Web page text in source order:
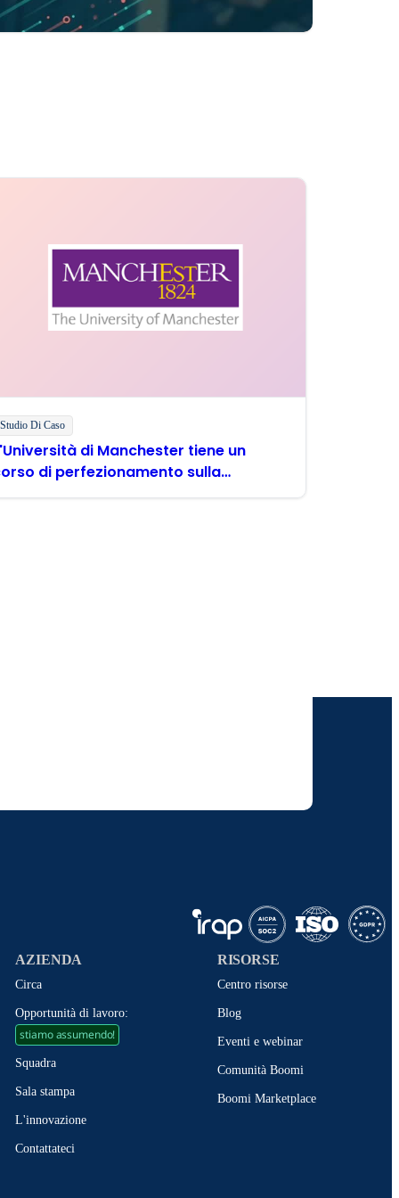
Studio Di Caso
di Manchester tiene un
di perfezionamento sulla
digitale con Boomi
AZIENDA
Circa
Opportunità di lavoro:
stiamo assumendo!
Squadra
Sala stampa
L'innovazione
Contattateci
RISORSE
Centro risorse
Blog
Eventi e webinar
Comunità Boomi
Boomi Marketplace